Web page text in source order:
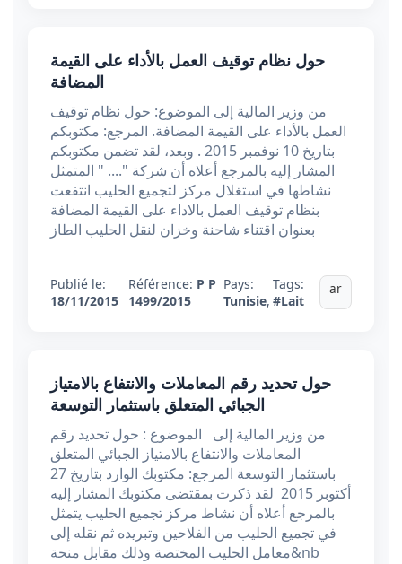
حول نظام توقيف العمل بالأداء على القيمة
المضافة
من وزير المالية إلى الموضوع: حول نظام توقيف
العمل بالأداء على القيمة المضافة. المرجع: مكتوبكم
بتاريخ 10 نوفمبر 2015 . وبعد، لقد تضمن مكتوبكم
المشار إليه بالمرجع أعلاه أن شركة ".... " المتمثل
نشاطها في استغلال مركز لتجميع الحليب انتفعت
بنظام توقيف العمل بالاداء على القيمة المضافة
بعنوان اقتناء شاحنة وخزان لنقل الحليب الطاز
Publié le:
18/11/2015
Référence: P P
1499/2015
Pays:
Tunisie,
Tags:
#Lait
ar
حول تحديد رقم المعاملات والانتفاع بالامتياز
الجبائي المتعلق باستثمار التوسعة
من وزير المالية إلى الموضوع : حول تحديد رقم
المعاملات والانتفاع بالامتياز الجبائي المتعلق
باستثمار التوسعة المرجع: مكتوبك الوارد بتاريخ 27
أكتوبر 2015 لقد ذكرت بمقتضى مكتوبك المشار إليه
بالمرجع أعلاه أن نشاط مركز تجميع الحليب يتمثل
في تجميع الحليب من الفلاحين وتبريده ثم نقله إلى
معامل الحليب المختصة وذلك مقابل منحة&nb